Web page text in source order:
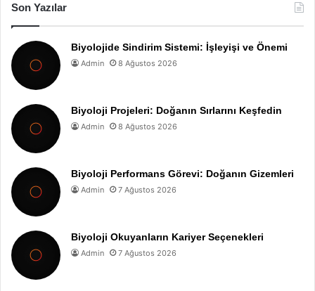
Son Yazılar
Biyolojide Sindirim Sistemi: İşleyişi ve Önemi
Admin 8 Ağustos 2026
Biyoloji Projeleri: Doğanın Sırlarını Keşfedin
Admin 8 Ağustos 2026
Biyoloji Performans Görevi: Doğanın Gizemleri
Admin 7 Ağustos 2026
Biyoloji Okuyanların Kariyer Seçenekleri
Admin 7 Ağustos 2026